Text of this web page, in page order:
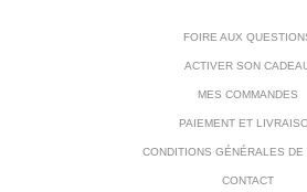
FOIRE AUX
ACTIVER SON
MES COMMANDES
PAIEMENT ET
CONDITIONS GÉNÉRALES DE
CONTACT